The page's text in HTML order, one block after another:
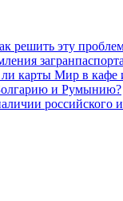
решить эту
карты Мир в кафе
и Румынию?
российского